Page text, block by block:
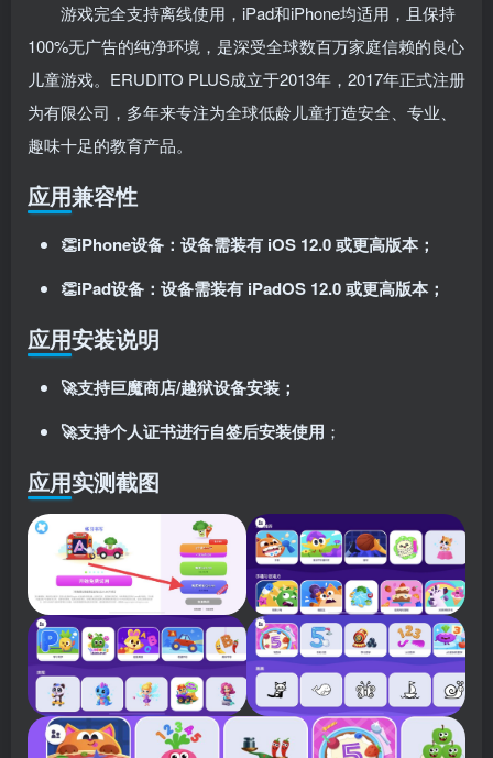
游戏完全支持离线使用，iPad和iPhone均适用，且保持
100%无广告的纯净环境，是深受全球数百万家庭信赖的良心
儿童游戏。ERUDITO PLUS成立于2013年，2017年正式注册
为有限公司，多年来专注为全球低龄儿童打造安全、专业、
趣味十足的教育产品。
应用兼容性
👏iPhone设备：设备需装有 iOS 12.0 或更高版本；
👏iPad设备：设备需装有 iPadOS 12.0 或更高版本；
应用安装说明
🚀支持巨魔商店/越狱设备安装；
🚀支持个人证书进行自签后安装使用 ；
应用实测截图